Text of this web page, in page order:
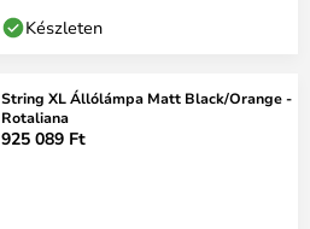
Készleten
String XL Állólámpa Matt Black/Orange -
Rotaliana
925 089 Ft